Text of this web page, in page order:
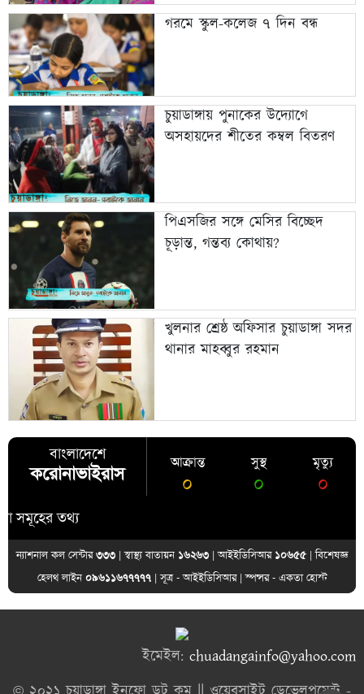
গরমে স্কুল-কলেজ ৭ দিন বন্ধ
চুয়াডাঙ্গায় পুনাকের উদ্যোগে
অসহায়দের শীতের কম্বল বিতরণ
পিএসজির সঙ্গে মেসির বিচ্ছেদ
চূড়ান্ত, গন্তব্য কোথায়?
খুলনার শ্রেষ্ঠ অফিসার চুয়াডাঙ্গা সদর
থানার মাহব্বুর রহমান
বাংলাদেশে
করোনাভাইরাস
আক্রান্ত
০
সুস্থ
০
মৃত্যু
০
তথ্য
ন্যাশনাল কল সেন্টার৩৩৩ | স্বাস্থ্য বাতায়ন ১৬২৬৩ | আইইডিসিআর ১০৬৫৫| বিশেষজ্ঞ
হেলথ লাইন ০৯৬১১৬৭৭৭৭৭| সূত্র -আইইডিসিআর| স্পন্সর - একতা হোস্ট
ইমেইল: chuadangainfo@yahoo.com